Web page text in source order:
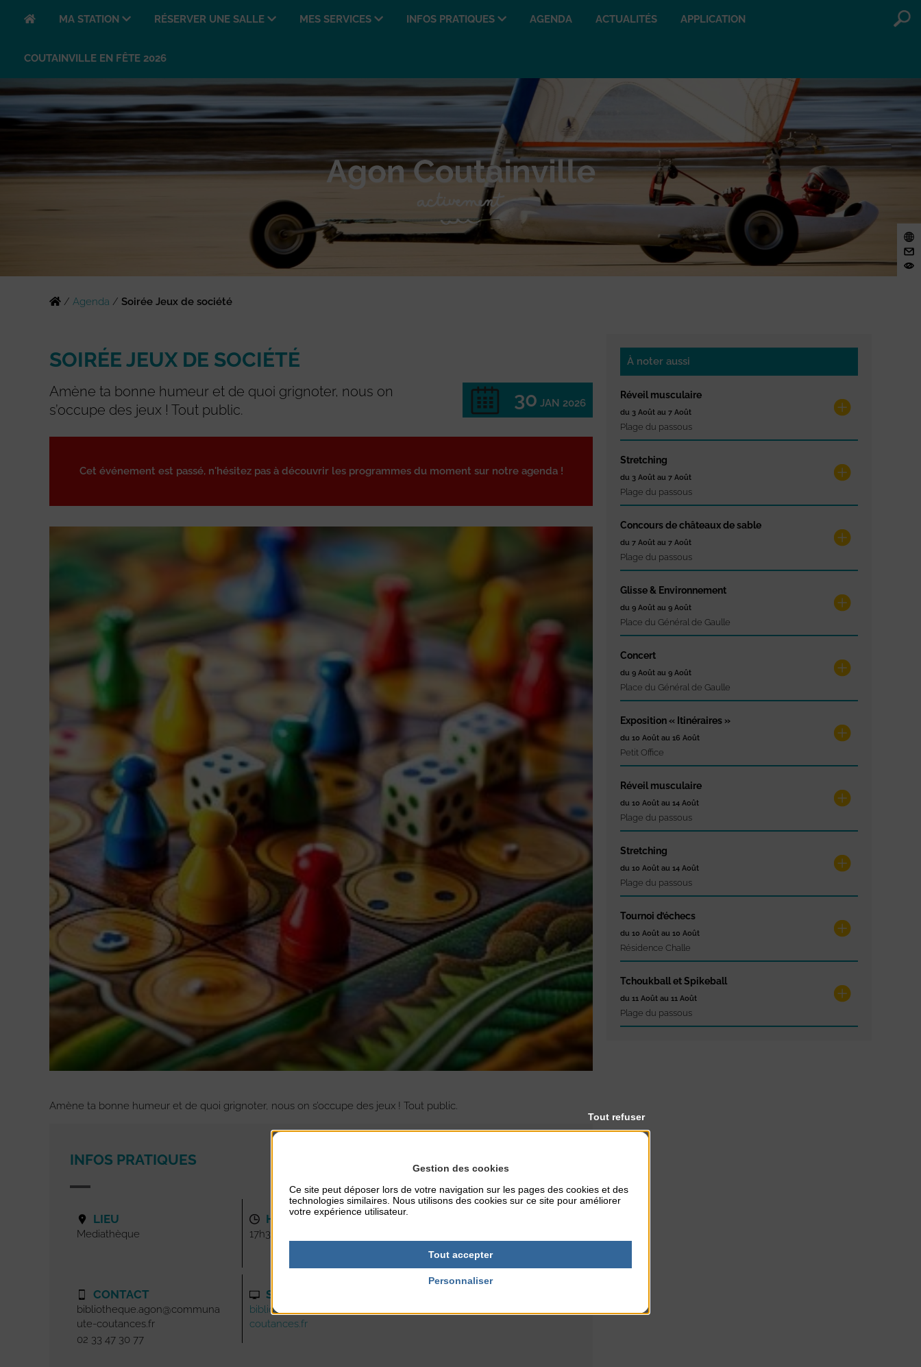
MA STATION RÉSERVER UNE SALLE MES SERVICES INFOS PRATIQUES AGENDA ACTUALITÉS APPLICATION
COUTAINVILLE EN FÊTE 2026
/ Agenda / Soirée Jeux de société
SOIRÉE JEUX DE SOCIÉTÉ
Amène ta bonne humeur et de quoi grignoter, nous on
s’occupe des jeux ! Tout public.
30 JAN 2026
Cet événement est passé, n'hésitez pas à découvrir les programmes du moment sur notre agenda !
Amène ta bonne humeur et de quoi grignoter, nous on s’occupe des jeux ! Tout public.
INFOS PRATIQUES
LIEU
Mediathèque
CONTACT
bibliotheque.agon@communa
ute-coutances.fr
02 33 47 30 77
HORAIRES
17h30-21h30
SITE INTERNET
bibliotheques.communaute-
coutances.fr
À noter aussi
Réveil musculaire
du 3 Août au 7 Août
Plage du passous
Stretching
du 3 Août au 7 Août
Plage du passous
Concours de châteaux de sable
du 7 Août au 7 Août
Plage du passous
Glisse & Environnement
du 9 Août au 9 Août
Place du Général de Gaulle
Concert
du 9 Août au 9 Août
Place du Général de Gaulle
Exposition « Itinéraires »
du 10 Août au 16 Août
Petit Office
Réveil musculaire
du 10 Août au 14 Août
Plage du passous
Stretching
du 10 Août au 14 Août
Plage du passous
Tournoi d’échecs
du 10 Août au 10 Août
Résidence Challe
Tchoukball et Spikeball
du 11 Août au 11 Août
Plage du passous
Gestion des cookies
Ce site peut déposer lors de votre navigation sur les pages des cookies et des
technologies similaires. Nous utilisons des cookies sur ce site pour améliorer
votre expérience utilisateur.
Tout accepter
Tout refuser
Personnaliser